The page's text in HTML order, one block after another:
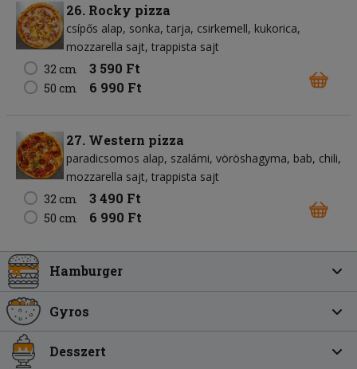
26. Rocky pizza
csípős alap sonka tarja csirkemell kukorica
mozzarella sajt trappista sajt
32 cm
3 590 Ft
50 cm 6 990 Ft
27. Western pizza
paradicsomos alap szalámi vöröshagyma bab chili
mozzarella sajt trappista sajt
32 cm
3 490 Ft
50 cm 6 990 Ft
Hamburger
Gyros
Desszert